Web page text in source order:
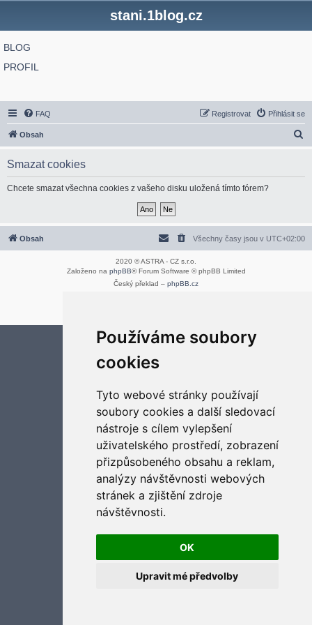
Používáme soubory
cookies
Tyto webové stránky používají
soubory cookies a další sledovací
nástroje s cílem vylepšení
uživatelského prostředí, zobrazení
přizpůsobeného obsahu a reklam,
analýzy návštěvnosti webových
stránek a zjištění zdroje
návštěvnosti.
OK
Upravit mé předvolby
stani.1blog.cz
BLOG
PROFIL
FAQ Přihlásit se
Registrovat
Obsah
Smazat cookies
Chcete smazat všechna cookies z vašeho disku uložená tímto fórem?
Obsah Všechny časy jsou v UTC+02:00
2020 © ASTRA - CZ s.r.o.
Založeno na phpBB® Forum Software © phpBB Limited
Český překlad – phpBB.cz
Aktualizujte předvolby souborů cookies